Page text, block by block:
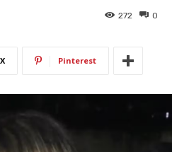
0
272
X Pinterest